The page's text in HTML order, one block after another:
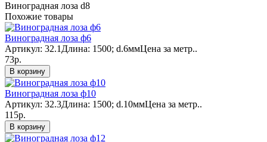
Виноградная лоза d8
Похожие товары
Виноградная лоза ф6
Артикул: 32.1Длина: 1500; d.6ммЦена за метр..
73р.
В корзину
Виноградная лоза ф10
Артикул: 32.3Длина: 1500; d.10ммЦена за метр..
115р.
В корзину